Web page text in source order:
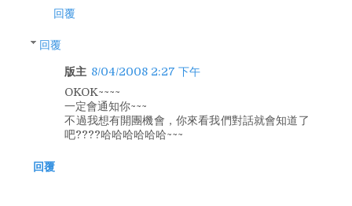
回覆
回覆
版主 8/04/2008 2:27 下午
OKOK~~~~
一定會通知你~~~
不過我想有開團機會，你來看我們對話就會知道了
吧????哈哈哈哈哈哈~~~
回覆